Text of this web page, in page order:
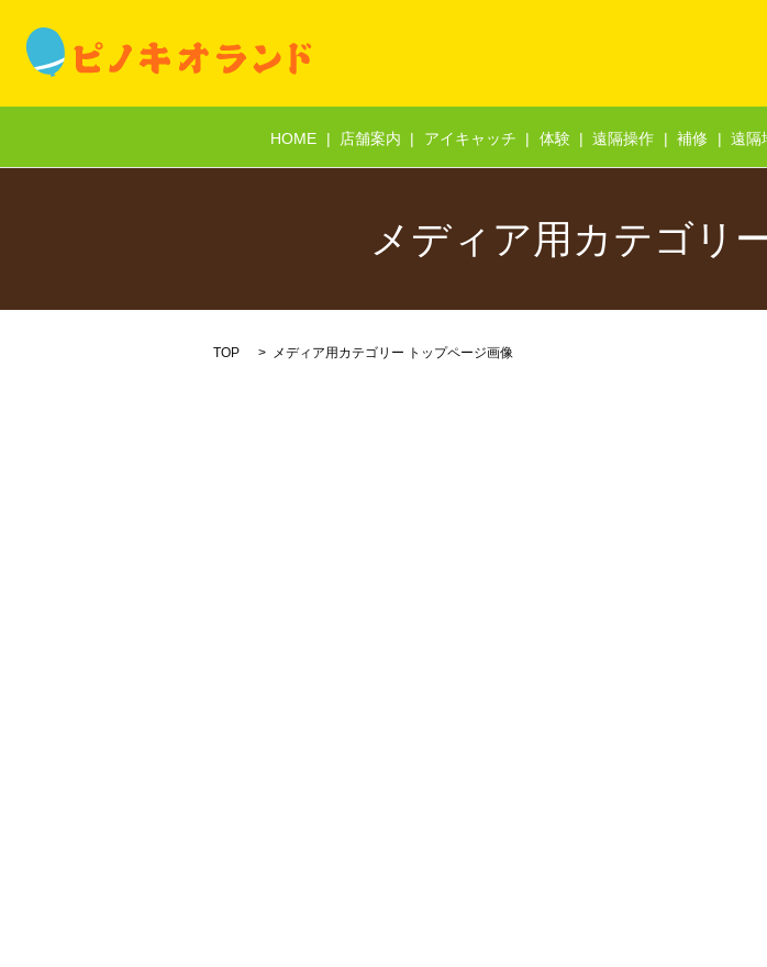
HOME 店舗案内 アイキャッチ 体験 遠隔操作 補修 遠隔
メディア用カテゴリ
TOP メディア用カテゴリー トップページ画像